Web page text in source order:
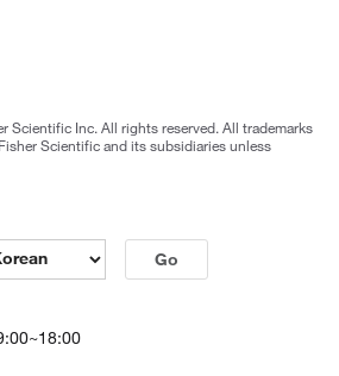
Scientific Inc. All rights reserved. All trademarks
Scientific and its subsidiaries unless
Go